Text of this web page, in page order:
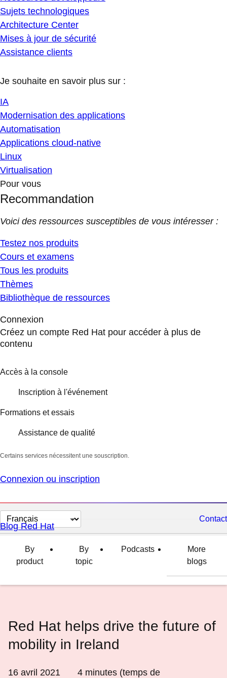
Sujets technologiques
Architecture Center
Mises à jour de sécurité
Assistance clients
Je souhaite en savoir plus sur :
IA
Modernisation des applications
Automatisation
Applications cloud-native
Linux
Virtualisation
Pour vous
Recommandation
Voici des ressources susceptibles de vous intéresser :
Testez nos produits
Cours et examens
Tous les produits
Thèmes
Bibliothèque de ressources
Connexion
Créez un compte Red Hat pour accéder à plus de
contenu
Accès à la console
Inscription à l'événement
Formations et essais
Assistance de qualité
Certains services nécessitent une souscription.
Connexion ou inscription
Changer
la
langue
Contact
Blog Red Hat
By
product
By
topic
Podcasts
More
blogs
Red Hat helps drive the future of
mobility in Ireland
16 avril 2021 4 minutes (temps de